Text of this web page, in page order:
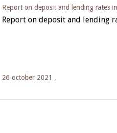
Report on deposit and lending rates
Report on deposit and lending
26 october 2021 ,